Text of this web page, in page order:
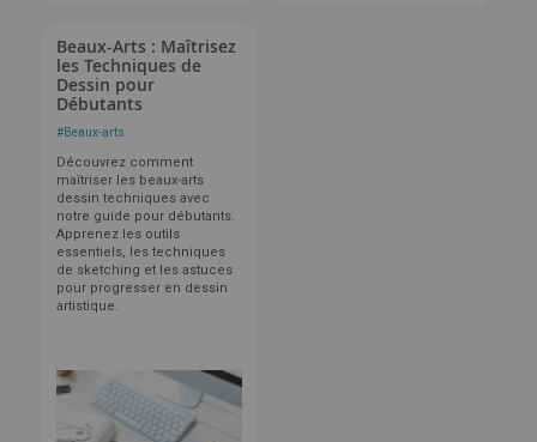
Beaux-Arts : Maîtrisez
les Techniques de
Dessin pour
Débutants
#Beaux-arts
Découvrez comment
maîtriser les beaux-arts
dessin techniques avec
notre guide pour débutants.
Apprenez les outils
essentiels, les techniques
de sketching et les astuces
pour progresser en dessin
artistique.